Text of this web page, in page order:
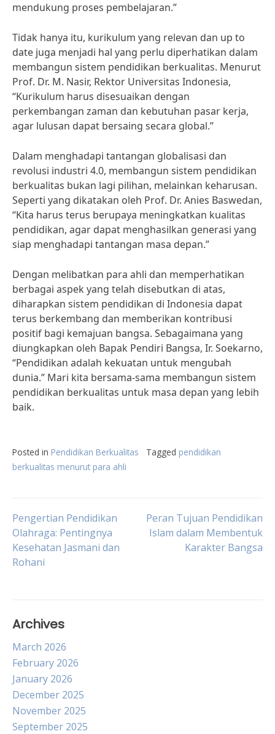
mendukung proses pembelajaran.”
Tidak hanya itu, kurikulum yang relevan dan up to
date juga menjadi hal yang perlu diperhatikan dalam
membangun sistem pendidikan berkualitas. Menurut
Prof. Dr. M. Nasir, Rektor Universitas Indonesia,
“Kurikulum harus disesuaikan dengan
perkembangan zaman dan kebutuhan pasar kerja,
agar lulusan dapat bersaing secara global.”
Dalam menghadapi tantangan globalisasi dan
revolusi industri 4.0, membangun sistem pendidikan
berkualitas bukan lagi pilihan, melainkan keharusan.
Seperti yang dikatakan oleh Prof. Dr. Anies Baswedan,
“Kita harus terus berupaya meningkatkan kualitas
pendidikan, agar dapat menghasilkan generasi yang
siap menghadapi tantangan masa depan.”
Dengan melibatkan para ahli dan memperhatikan
berbagai aspek yang telah disebutkan di atas,
diharapkan sistem pendidikan di Indonesia dapat
terus berkembang dan memberikan kontribusi
positif bagi kemajuan bangsa. Sebagaimana yang
diungkapkan oleh Bapak Pendiri Bangsa, Ir. Soekarno,
“Pendidikan adalah kekuatan untuk mengubah
dunia.” Mari kita bersama-sama membangun sistem
pendidikan berkualitas untuk masa depan yang lebih
baik.
Posted in Pendidikan Berkualitas Tagged pendidikan
berkualitas menurut para ahli
Post
navigation
Pengertian Pendidikan
Olahraga: Pentingnya
Kesehatan Jasmani dan
Rohani
Peran Tujuan Pendidikan
Islam dalam Membentuk
Karakter Bangsa
Archives
March 2026
February 2026
January 2026
December 2025
November 2025
September 2025